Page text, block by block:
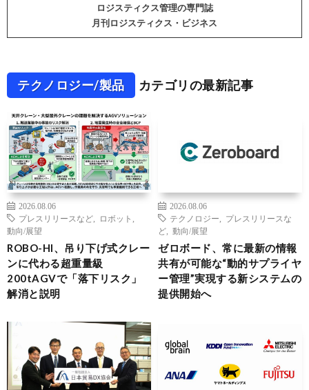
ロジスティクス管理の専門誌
月刊ロジスティクス・ビジネス
テクノロジー/製品 カテゴリの最新記事
2026.08.06
プレスリリースなど
ロボット
動向/展望
ROBO-HI、吊り下げ式クレー
ンに代わる超重量級
200tAGVで「落下リスク」
解消と説明
2026.08.06
テクノロジー
プレスリリースな
ど
動向/展望
ゼロボード、常に最新の情報
共有が可能な“動的サプライヤ
ー管理”実現する新システムの
提供開始へ